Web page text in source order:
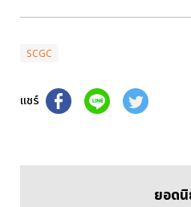
SCGC
แชร์
ยอด